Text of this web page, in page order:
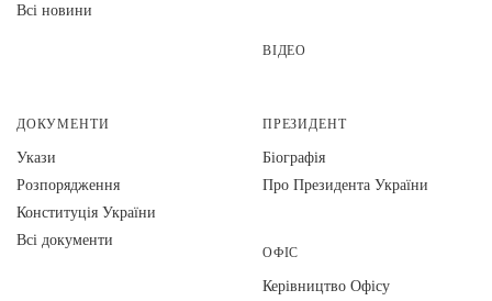
Всі новини
ВІДЕО
ДОКУМЕНТИ
Укази
Розпорядження
Конституція України
Всі документи
ПРЕЗИДЕНТ
Біографія
Про Президента України
ОФІС
Керівництво Офісу